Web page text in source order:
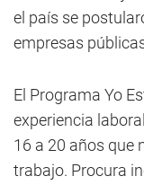
el país se
empresas
El Programa Yo
experiencia
16 a 20 años que
trabajo. Procura